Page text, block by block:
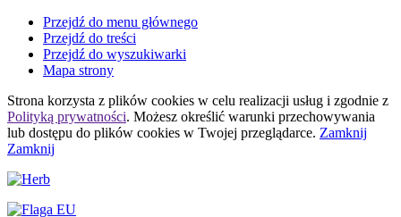
Przejdź do menu głównego
Przejdź do treści
Przejdź do wyszukiwarki
Mapa strony
Strona korzysta z plików cookies w celu realizacji usług i zgodnie z
Polityką prywatności. Możesz określić warunki przechowywania
lub dostępu do plików cookies w Twojej przeglądarce. Zamknij
Zamknij